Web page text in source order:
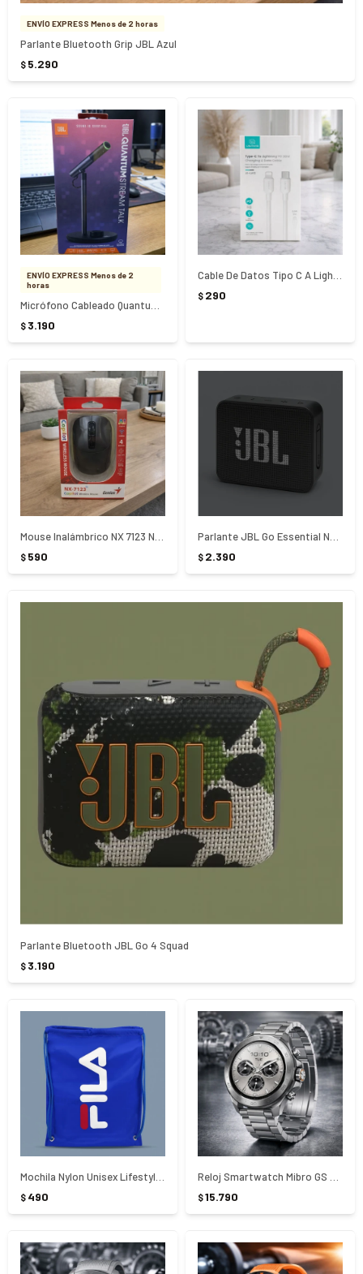
ENVÍO EXPRESS Menos de 2 horas
Parlante Bluetooth Grip JBL Azul
$ 5.290
ENVÍO EXPRESS Menos de 2
horas
$ 3.190
$ 290
$ 590 $ 2.390
Parlante Bluetooth JBL Go 4 Squad
$ 3.190
$ 490 $15.790